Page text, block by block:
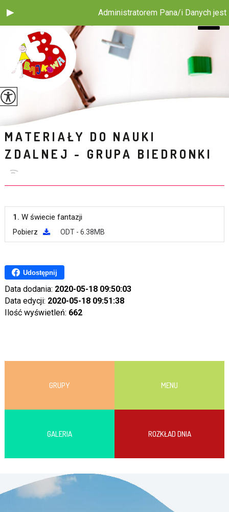
Administratorem Pana/i Danych jest
MATERIAŁY DO NAUKI
ZDALNEJ - GRUPA BIEDRONKI
1. W świecie fantazji
Pobierz ODT - 6.38MB
Udostępnij
Data dodania: 2020-05-18 09:50:03
Data edycji: 2020-05-18 09:51:38
Ilość wyświetleń: 662
GRUPY MENU
GALERIA ROZKŁAD DNIA